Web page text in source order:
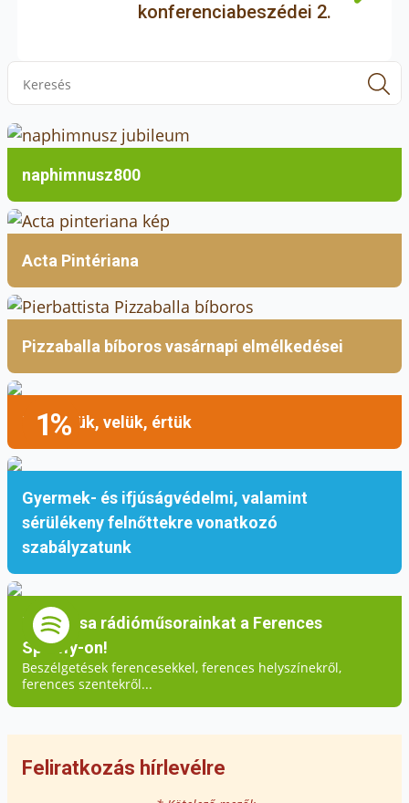
konferenciabeszédei 2.
naphimnusz800
Acta Pintériana
Pizzaballa bíboros vasárnapi elmélkedései
1%
Mellettük, velük, értük
Gyermek- és ifjúságvédelmi, valamint
sérülékeny felnőttekre vonatkozó
szabályzatunk
Hallgassa rádióműsorainkat a Ferences
Spotify-on!
Beszélgetések ferencesekkel, ferences helyszínekről,
ferences szentekről...
Feliratkozás hírlevélre